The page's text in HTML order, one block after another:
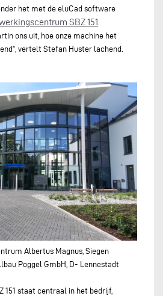
het met de eluCad software
SBZ 151
ons uit, hoe onze machine het
vertelt Stefan Huster lachend.
Albertus Magnus, Siegen
Poggel GmbH, D- Lennestadt
151 staat centraal in het bedrijf,